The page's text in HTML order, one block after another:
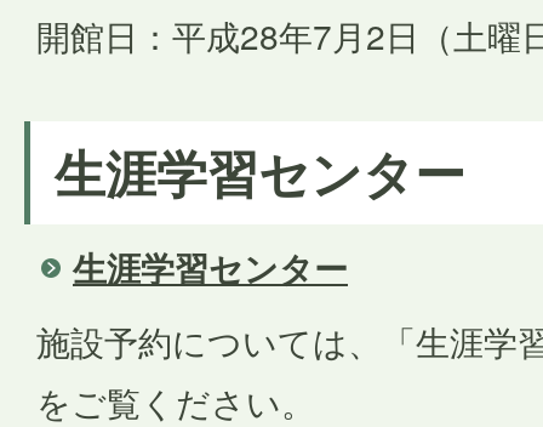
開館日：平成28年7月2日（土曜
生涯学習センター
生涯学習センター
施設予約については、「生涯学
をご覧ください。